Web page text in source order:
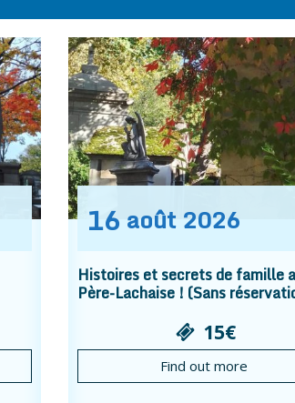
16 août 2026
Histoires et secrets de famille
Père-Lachaise ! (Sans
15€
Find out more